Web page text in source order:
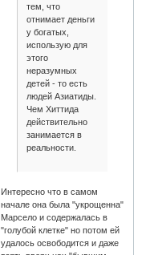
тем, что
отнимает деньги
у богатых,
использую для
этого
неразумных
детей - то есть
людей Азиатиды.
Чем Хиттида
действительно
занимается в
реальности.
Интересно что в самом
начале она была "укрощенна"
Марсело и содержалась в
"голубой клетке" но потом ей
удалось освободится и даже